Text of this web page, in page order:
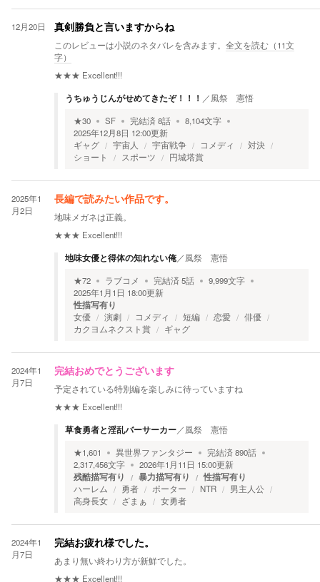
12月20日 真剣勝負と言いますからね
このレビューは小説のネタバレを含みます。 全文を読む（11文
字）
★★★ Excellent!!!
うちゅうじんがせめてきたぞ！！！ ／風祭 憲悟
★30 SF 完結済8話 8,104文字
2025年12月8日 12:00更新
ギャグ
宇宙人 宇宙戦争 コメディ
対決
ショート
スポーツ 円城塔賞
2025年1
月2日
長編で読みたい作品です。
地味メガネは正義。
★★★ Excellent!!!
地味女優と得体の知れない俺／風祭 憲悟
★72 ラブコメ 完結済5話 9,999文字
2025年1月1日 18:00更新
性描写有り
女優 演劇 コメディ 短編 恋愛
俳優
カクヨムネクスト賞
ギャグ
2024年1
月7日
完結おめでとうございます
予定されている特別編を楽しみに待っていますね
★★★ Excellent!!!
草食勇者と淫乱バーサーカー／風祭 憲悟
★1,601 異世界ファンタジー 完結済890話
2,317,456文字 2026年1月11日 15:00更新
残酷描写有り 暴力描写有り 性描写有り
ハーレム 勇者 ポーター NTR
男主人公
高身長女
ざまぁ 女勇者
2024年1
月7日
完結お疲れ様でした。
あまり無い終わり方が新鮮でした。
★★★ Excellent!!!